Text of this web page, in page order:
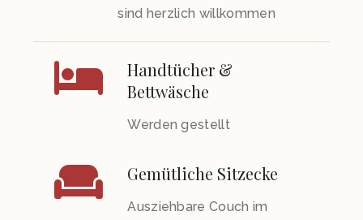
sind herzlich willkommen
Handtücher &
Bettwäsche
Werden gestellt
Gemütliche Sitzecke
Ausziehbare Couch im